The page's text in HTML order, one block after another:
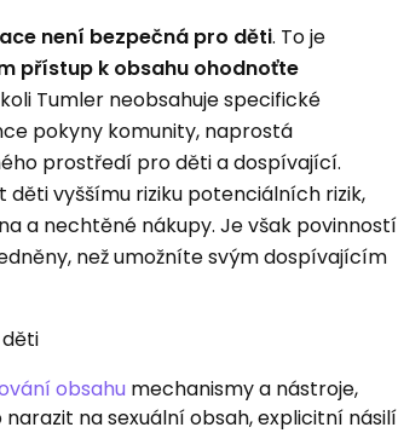
není bezpečná pro děti. To je
přístup k obsahu ohodnoťte
Tumler neobsahuje specifické
pokyny komunity, naprostá
prostředí pro děti a dospívající.
vyššímu riziku potenciálních rizik,
a nechtěné nákupy. Je však povinností
než umožníte svým dospívajícím
obsahu mechanismy a nástroje,
na sexuální obsah, explicitní násilí